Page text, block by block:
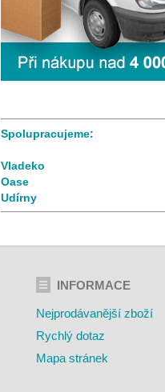
Spolupracujeme:
Vladeko
Oase
Udírny
INFORMACE
Nejprodávanější zboží
Rychlý dotaz
Mapa stránek